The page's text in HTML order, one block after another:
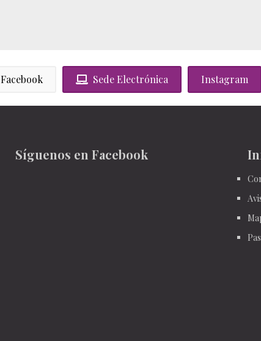
Facebook Sede Electrónica Instagram
Síguenos en Facebook